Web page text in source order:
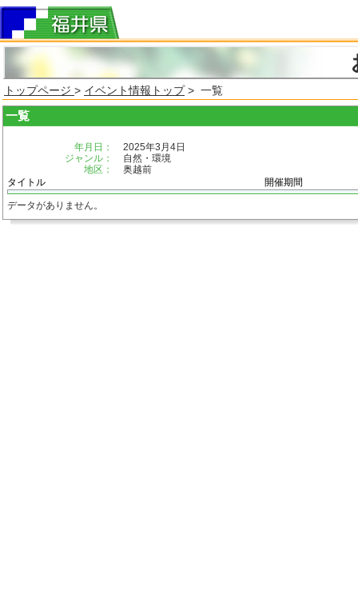
トップページ > イベント情報トップ> 一覧
一覧
年月日：
2025年3月4日
ジャンル：
自然・環境
地区：
奥越前
タイトル
開催期間
データがありません。